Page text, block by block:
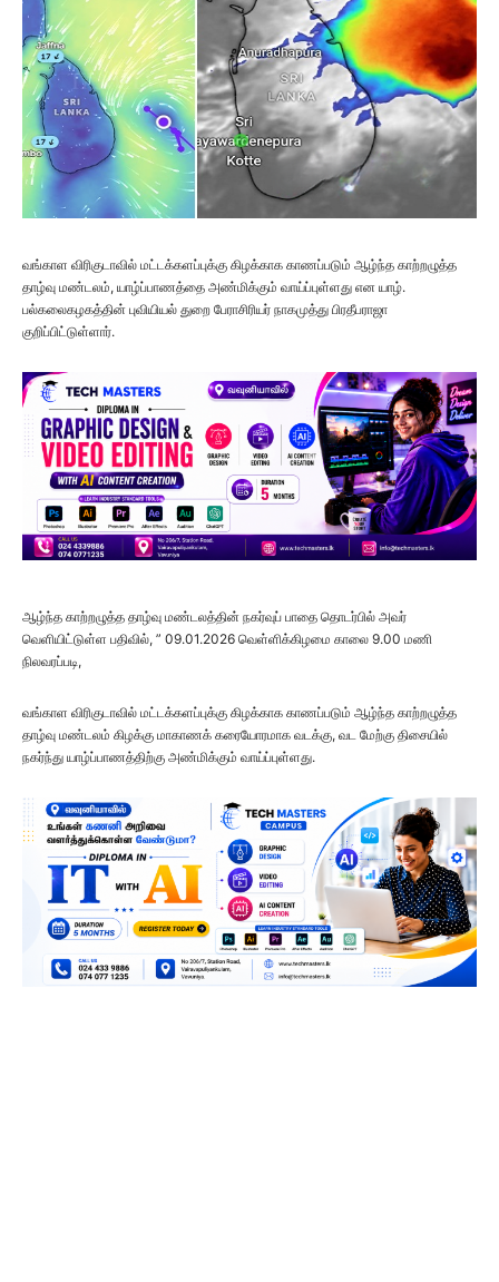
வங்காள விரிகுடாவில் மட்டக்களப்புக்கு கிழக்காக காணப்படும் ஆழ்ந்த காற்றழுத்த
தாழ்வு மண்டலம், யாழ்ப்பாணத்தை அண்மிக்கும் வாய்ப்புள்ளது என யாழ்.
பல்கலைகழகத்தின் புவியியல் துறை பேராசிரியர் நாகமுத்து பிரதீபராஜா
குறிப்பிட்டுள்ளார்.
ஆழ்ந்த காற்றழுத்த தாழ்வு மண்டலத்தின் நகர்வுப் பாதை தொடர்பில் அவர்
வெளியிட்டுள்ள பதிவில், ” 09.01.2026 வெள்ளிக்கிழமை காலை 9.00 மணி
நிலவரப்படி,
வங்காள விரிகுடாவில் மட்டக்களப்புக்கு கிழக்காக காணப்படும் ஆழ்ந்த காற்றழுத்த
தாழ்வு மண்டலம் கிழக்கு மாகாணக் கரையோரமாக வடக்கு, வட மேற்கு திசையில்
நகர்ந்து யாழ்ப்பாணத்திற்கு அண்மிக்கும் வாய்ப்புள்ளது.